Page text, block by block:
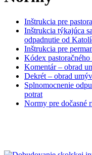
Inštrukcia pre
Inštrukcia týkajúca
odpadnutie od
Inštrukcia pre
Kódex pastoračného
Komentár – obrad
Dekrét – obrad
Splnomocnenie
potrat
Normy pre dočasné